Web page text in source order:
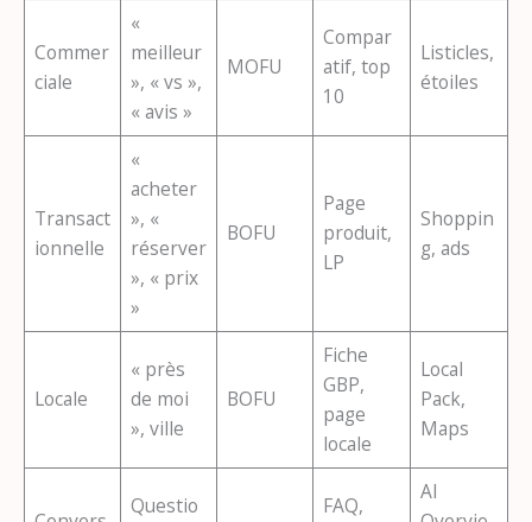
Commer
ciale
«
meilleur
», « vs »,
« avis »
MOFU
Compar
atif, top
10
Listicles,
étoiles
Transact
ionnelle
«
acheter
», «
réserver
», « prix
»
BOFU
Page
produit,
LP
Shoppin
g, ads
Locale
« près
de moi
», ville
BOFU
Fiche
GBP,
page
locale
Local
Pack,
Maps
Questio
FAQ,
AI